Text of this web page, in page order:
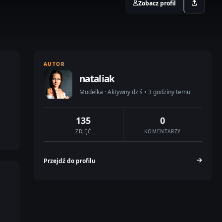
Zobacz profil
AUTOR
nataliak
Modelka · Aktywny dziś • 3 godziny temu
135
ZDJĘĆ
0
KOMENTARZY
Przejdź do profilu